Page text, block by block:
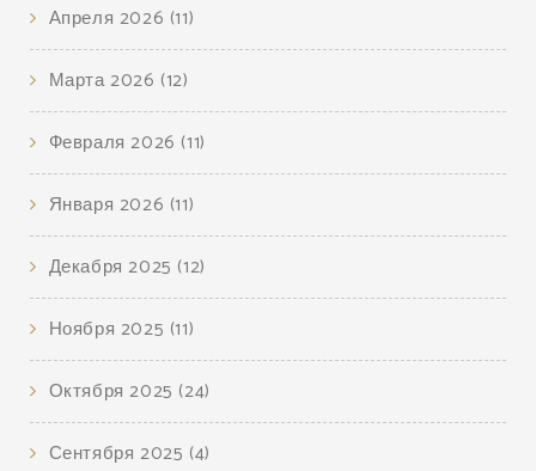
Апреля 2026 (11)
Марта 2026 (12)
Февраля 2026 (11)
Января 2026 (11)
Декабря 2025 (12)
Ноября 2025 (11)
Октября 2025 (24)
Сентября 2025 (4)